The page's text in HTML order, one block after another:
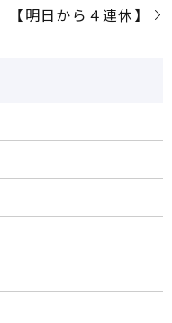
【明日から４連休】